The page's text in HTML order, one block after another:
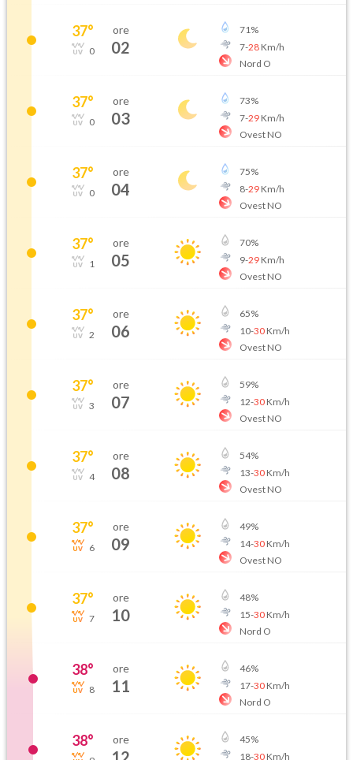
37°
0
ore
02
71%
7-28Km/h
Nord O
37°
0
ore
03
73%
7-29Km/h
Ovest NO
37°
0
ore
04
75%
8-29Km/h
Ovest NO
37°
1
ore
05
70%
9-29Km/h
Ovest NO
37°
2
ore
06
65%
10-30Km/h
Ovest NO
37°
3
ore
07
59%
12-30Km/h
Ovest NO
37°
4
ore
08
54%
13-30Km/h
Ovest NO
37°
6
ore
09
49%
14-30Km/h
Ovest NO
37°
7
ore
10
48%
15-30Km/h
Nord O
38°
8
ore
11
46%
17-30Km/h
Nord O
38° ore 45%
18-30Km/h